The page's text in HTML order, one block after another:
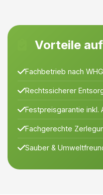
Vorteile
Fachbetrieb nach
Rechtssicherer
Festpreisgarantie inkl.
Fachgerechte
Sauber &